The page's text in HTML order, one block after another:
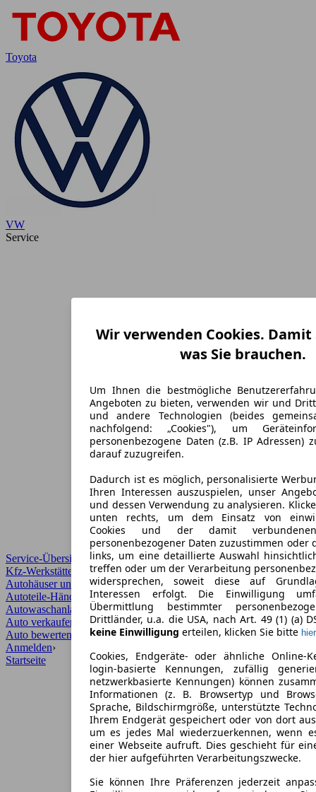
Toyota
VW
Service
Service-Übersicht
Kfz-Werkstätten
Autohäuser und Händler
Autoteile-Händler
Autowaschanlagen
Auto verkaufen
Auto bewerten
Anmelden›
Wir verwenden Cookies.
was Sie brauchen.
Um Ihnen die bestmögliche
Angeboten zu bieten, verwenden wir und
und andere Technologien (beides
nachfolgend: „Cookies"), um
personenbezogene Daten (z.B. IP Adressen)
darauf zuzugreifen.
Dadurch ist es möglich, personalisierte
Ihren Interessen auszuspielen, unser
und dessen Verwendung zu analysieren.
unten rechts, um dem Einsatz von
Cookies und der damit
personenbezogener Daten zuzustimmen oder
links, um eine detaillierte Auswahl
treffen oder um der Verarbeitung
widersprechen, soweit diese auf
Interessen erfolgt. Die Einwilligung
Übermittlung bestimmter
Drittländer, u.a. die USA, nach Art. 49 (1) (a)
keine Einwilligung erteilen, klicken Sie bitte hier
Cookies, Endgeräte- oder ähnliche Online-
login-basierte Kennungen, zufällig
netzwerkbasierte Kennungen) können
Informationen (z. B. Browsertyp und
Sprache, Bildschirmgröße, unterstützte
Ihrem Endgerät gespeichert oder von dort
um es jedes Mal wiederzuerkennen, wenn
einer Webseite aufruft. Dies geschieht für
der hier aufgeführten Verarbeitungszwecke.
Sie können Ihre Präferenzen jederzeit
Startseite